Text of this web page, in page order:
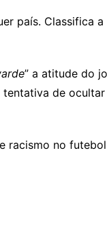
país. Classifica
” a atitude do
de
racismo no